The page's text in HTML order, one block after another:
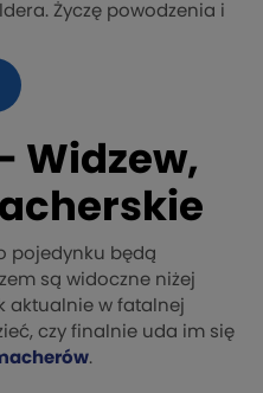
Życzę powodzenia i
Widzew,
pojedynku będą
są widoczne niżej
aktualnie w fatalnej
czy finalnie uda im się
.